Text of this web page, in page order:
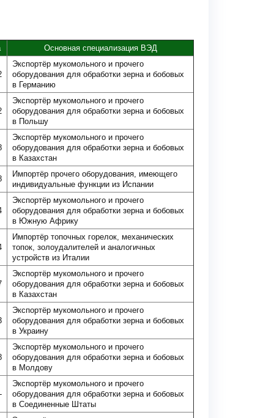
Основная специализация ВЭД
Экспортёр мукомольного и прочего
оборудования для обработки зерна и бобовых
в Германию
Экспортёр мукомольного и прочего
оборудования для обработки зерна и бобовых
в Польшу
Экспортёр мукомольного и прочего
оборудования для обработки зерна и бобовых
в Казахстан
Импортёр прочего оборудования, имеющего
индивидуальные функции из Испании
Экспортёр мукомольного и прочего
оборудования для обработки зерна и бобовых
в Южную Африку
Импортёр топочных горелок, механических
топок, золоудалителей и аналогичных
устройств из Италии
Экспортёр мукомольного и прочего
оборудования для обработки зерна и бобовых
в Казахстан
Экспортёр мукомольного и прочего
оборудования для обработки зерна и бобовых
в Украину
Экспортёр мукомольного и прочего
оборудования для обработки зерна и бобовых
в Молдову
-
Экспортёр мукомольного и прочего
оборудования для обработки зерна и бобовых
в Соединенные Штаты